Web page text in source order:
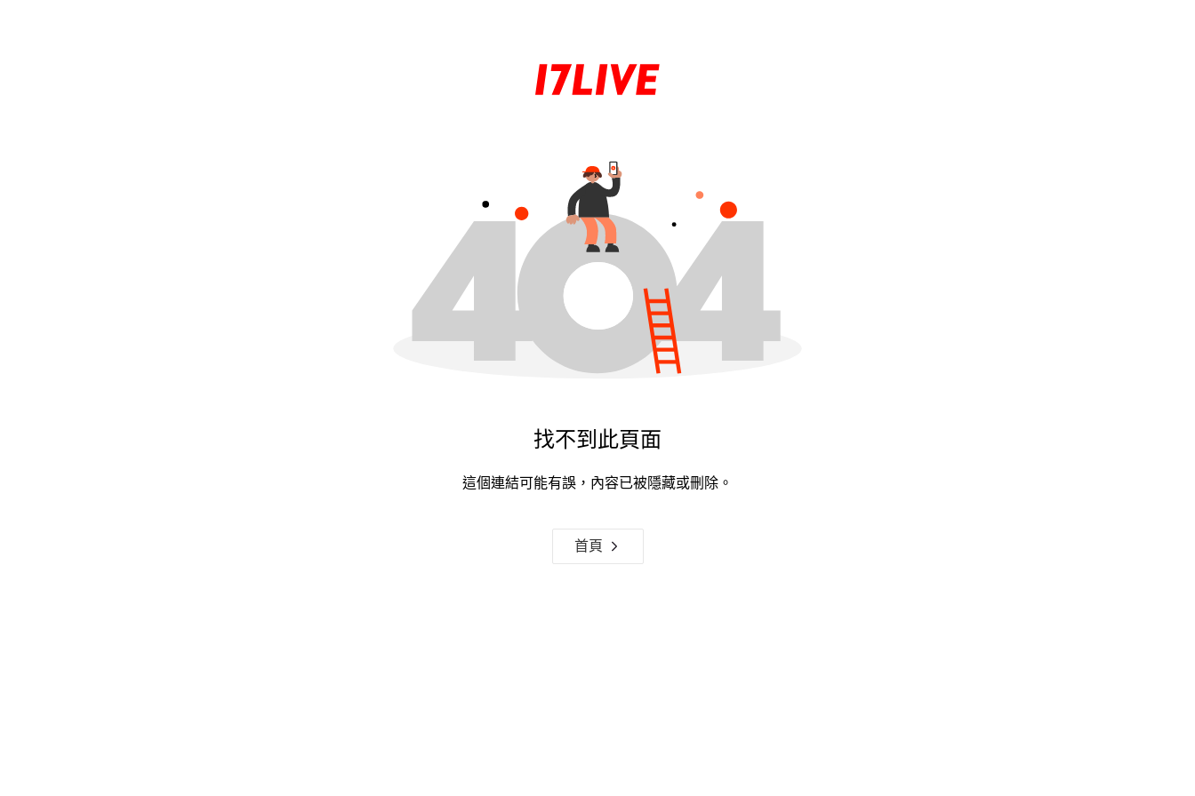
找不到此頁面
這個連結可能有誤，內容已被隱藏或刪除。
首頁